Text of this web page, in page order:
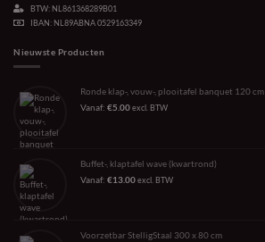
BTW: NL861368289B01
IBAN: NL89ABNA 0529163349
Nieuwste Producten
Ronde klap-, vouw-, plooitafel banquet 120 cm
Vanaf: €5.00excl. BTW
Buffet-, klaptafel wave (kwartrond)
Vanaf: €13.00excl. BTW
Voorzetbar StelligStaal 300 x 80 cm